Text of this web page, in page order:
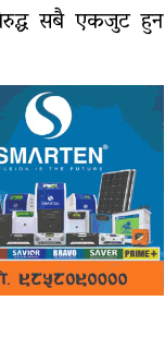
सबै एकजुट हुन